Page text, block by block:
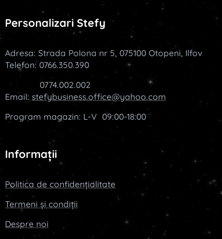
Personalizari Stefy
Adresa: Strada Polona nr 5, 075100 Otopeni, Ilfov
Telefon: 0766.350.390
0774.002.002
Email: stefybusiness.office@yahoo.com
Program magazin: L-V 09:00-18:00
Informații
Politica de confidențialitate
Termeni și condiții
Despre noi